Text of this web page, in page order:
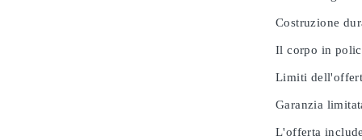
Costruzione
Il corpo in
Limiti
Garanzia
L'offerta